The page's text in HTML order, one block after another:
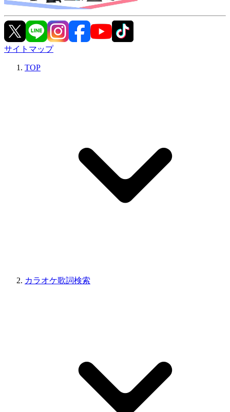
サイトマップ
TOP
カラオケ歌詞検索